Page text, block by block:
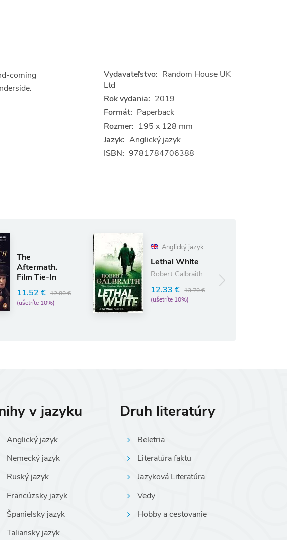
coming
Vydavateľstvo: Random House UK
Ltd
Rok vydania: 2019
Formát: Paperback
Rozmer: 195 x 128 mm
Jazyk: Anglický jazyk
ISBN: 9781784706388
Anglický jazyk
Lethal White
Robert Galbraith
12.33 € 13.70 €
(ušetríte 10%)
13.19 €
v jazyku
Anglický jazyk
Nemecký jazyk
Ruský jazyk
Francúzsky jazyk
Španielsky jazyk
Taliansky jazyk
Druh literatúry
Beletria
Literatúra faktu
Jazyková Literatúra
Vedy
Hobby a cestovanie